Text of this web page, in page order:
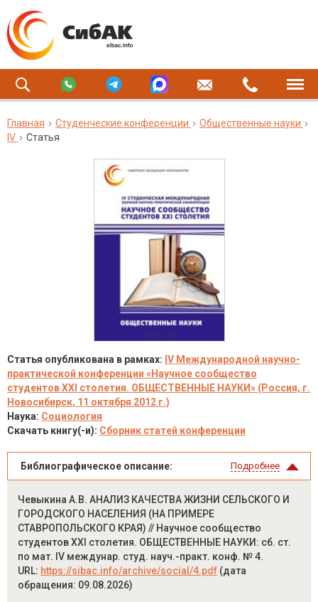
Главная Студенческие конференции
Общественные науки
IV
Статья
Статья опубликована в рамках: IV Международной научно-
практической конференции «Научное сообщество
студентов XXI столетия. ОБЩЕСТВЕННЫЕ НАУКИ» (Россия, г.
Новосибирск, 11 октября 2012 г.)
Наука: Социология
Скачать книгу(-и): Сборник статей конференции
Библиографическое описание: Подробнее
Чевыкина А.В. АНАЛИЗ КАЧЕСТВА ЖИЗНИ СЕЛЬСКОГО И
ГОРОДСКОГО НАСЕЛЕНИЯ (НА ПРИМЕРЕ
СТАВРОПОЛЬСКОГО КРАЯ) // Научное сообщество
студентов XXI столетия. ОБЩЕСТВЕННЫЕ НАУКИ: сб. ст.
по мат. IV междунар. студ. науч.-практ. конф. № 4.
URL: https://sibac.info/archive/social/4.pdf (дата
обращения: 09.08.2026)